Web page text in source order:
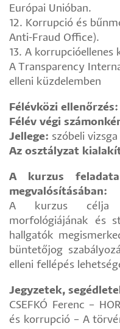
Európai Unióban.
12. Korrupció és
Anti-Fraud Office).
13. A korrupcióellenes
A Transparency
elleni küzdelemben
Félévközi ellenőrzés:
Félév végi
Jellege: szóbeli vizsga
Az osztályzat
A kurzus
megvalósításában:
A kurzus célja
morfológiájának és
hallgatók
büntetőjog
elleni fellépés
Jegyzetek,
CSEFKÓ Ferenc –
és korrupció – A